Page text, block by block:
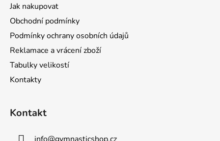
Jak nakupovat
Obchodní podmínky
Podmínky ochrany osobních údajů
Reklamace a vrácení zboží
Tabulky velikostí
Kontakty
Kontakt